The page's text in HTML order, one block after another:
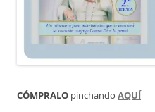
CÓMPRALO pinchando AQUÍ